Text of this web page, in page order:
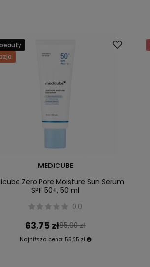
MEDICUBE
Zero Pore Moisture Sun Serum
SPF 50+, 50 ml
0.0
63,75 zł85,00 zł
Najniższa cena: 55,25 zł